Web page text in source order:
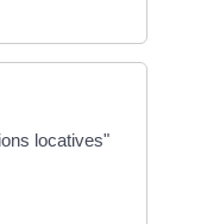
locatives"